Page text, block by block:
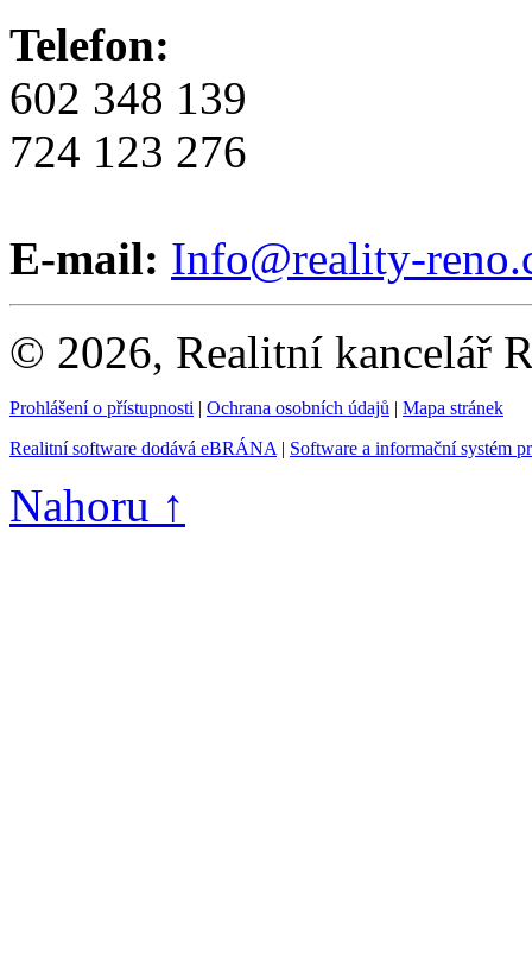
Telefon:
602 348 139
724 123 276
E-mail: Info@reality-
© 2026, Realitní kancelář
Prohlášení o přístupnosti | Ochrana osobních údajů | Mapa stránek
Realitní software dodává eBRÁNA | Software a informační systém
Nahoru ↑